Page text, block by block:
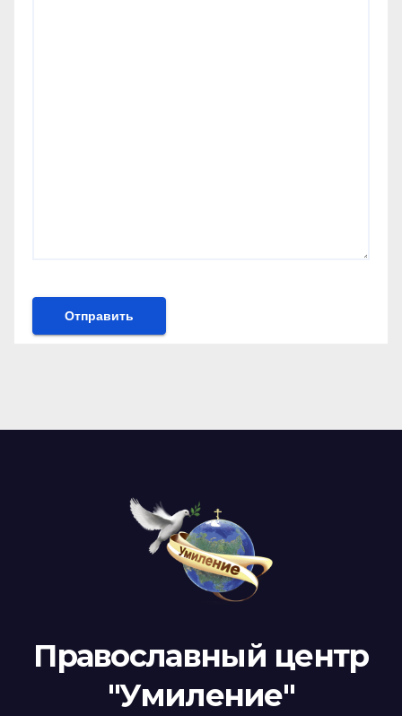
Православный центр
"Умиление"